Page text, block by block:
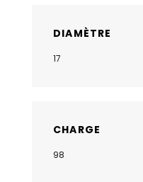
DIAMÈTRE
17
CHARGE
98